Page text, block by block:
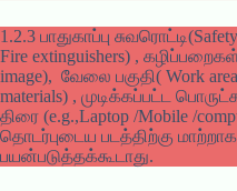
1.2.3 பாதுகாப்பு
Fire extinguishers) ,
image), வேலை பகுதி( Work
materials) , முடிக்கப்பட்ட
திரை (e.g.,Laptop /Mobile /
தொடர்புடைய படத்திற்கு
பயன்படுத்தக்கூடாது.